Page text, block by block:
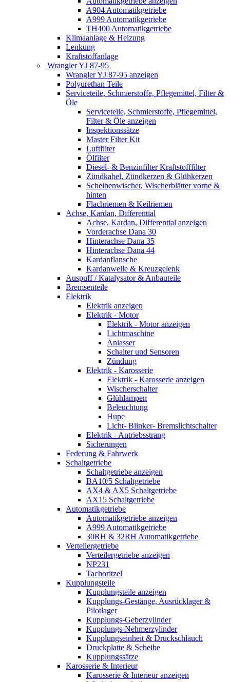
A904 Automatikgetriebe
A999 Automatikgetriebe
TH400 Automatikgetriebe
Klimaanlage & Heizung
Lenkung
Kraftstoffanlage
Wrangler YJ 87-95
Wrangler YJ 87-95 anzeigen
Polyurethan Teile
Serviceteile, Schmierstoffe, Pflegemittel, Filter &
Öle
Serviceteile, Schmierstoffe, Pflegemittel,
Filter & Öle anzeigen
Inspektionssätze
Master Filter Kit
Luftfilter
Ölfilter
Diesel- & Benzinfilter Kraftstofffilter
Zündkabel, Zündkerzen & Glühkerzen
Scheibenwischer, Wischerblätter vorne &
hinten
Flachriemen & Keilriemen
Achse, Kardan, Differential
Achse, Kardan, Differential anzeigen
Vorderachse Dana 30
Hinterachse Dana 35
Hinterachse Dana 44
Kardanflansche
Kardanwelle & Kreuzgelenk
Auspuff / Katalysator & Anbauteile
Bremsenteile
Elektrik
Elektrik anzeigen
Elektrik - Motor
Elektrik - Motor anzeigen
Lichtmaschine
Anlasser
Schalter und Sensoren
Zündung
Elektrik - Karosserie
Elektrik - Karosserie anzeigen
Wischerschalter
Glühlampen
Beleuchtung
Hupe
Licht- Blinker- Bremslichtschalter
Elektrik - Antriebsstrang
Sicherungen
Federung & Fahrwerk
Schaltgetriebe
Schaltgetriebe anzeigen
BA10/5 Schaltgetriebe
AX4 & AX5 Schaltgetriebe
AX15 Schaltgetriebe
Automatikgetriebe
Automatikgetriebe anzeigen
A999 Automatikgetriebe
30RH & 32RH Automatikgetriebe
Verteilergetriebe
Verteilergetriebe anzeigen
NP231
Tachoritzel
Kupplungsteile
Kupplungsteile anzeigen
Kupplungs-Gestänge, Ausrücklager &
Pilotlager
Kupplungs-Geberzylinder
Kupplungs-Nehmerzylinder
Kupplungseinheit & Druckschlauch
Druckplatte & Scheibe
Kupplungssätze
Karosserie & Interieur
Karosserie & Interieur anzeigen